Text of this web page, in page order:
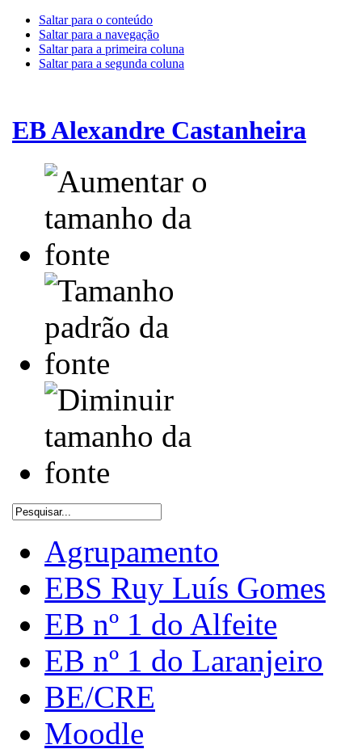
Saltar para o conteúdo
Saltar para a navegação
Saltar para a primeira coluna
Saltar para a segunda coluna
EB Alexandre Castanheira
Agrupamento
EBS Ruy Luís Gomes
EB nº 1 do Alfeite
EB nº 1 do Laranjeiro
BE/CRE
Moodle